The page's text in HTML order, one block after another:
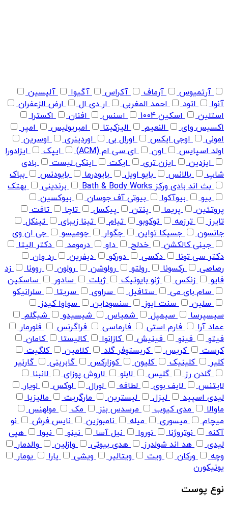
آرتمیوس آرماف آکراس آگیوا
آلپسین
آنوا
اتود احمد المغربی ار دی ال
ارض الزعفران
استلین
اسکین 1004 اسنس افنان
اکسترا
اکسیس وای
النعیم الیزکیتا امبریولیس
امپر
امونی
اوجی ایکس اورال بی اوردینری
اوسرین
اولد اسپایس
اون ای سی ام (ACM) ایپک
ایزادورا
ایزدین
ایزن تری ایکت اینکی لیست
بادی
شاپ
بالانس بایو اویل بایودرما بایودنس
بباک
بث اند بادی ورکز Bath & Body Works
برندینی
بهتک
بیو
بیوآکوا بیوتی آف جوسان
بیوکسین
پروتئین
پریما پنتن پیکسل تاچا
تافت
تایرز
ترزمه توکوبو تیام تینا زیبای
تینکل
جانسون
جسیکا تواین جگوار جومیسو
جی ان وی
جینی کالکشن
خدلج داو درمومد
دکتر الیتا
دکتر سی تونا
دکسی دورکو دیفرین
رد وان
رصاصی
رکسونا رولتو رولوشن رولون روونا
زد
فایو
زنکس ژنو بایوتیک ژیلت سادور
ساسکین
سام بای می
ستافیل سراوی سریتا
سلرانیکو
سلین
سنت ایوز سنسوداین
سواوا کیدز
سیسپرسا
سیمپل شمیاس شیسیدو
شیگلم
عماد آرا
فارم استی فارماسی فراگرنس
فلورمار
فیتو
فینو فینیش کازانوا کالیستا
کامان
کرست
کریس کریستوفر گلد کلامین
کلگیت
کلیر
کلینیک کلیون کوزارکس گابرینی
گارنیر
گلدن رز
گلیس لابلو لاروش پوزای
لانبنا
لایتنس
لایف بوی لطافه لورال لوکس
لویار
لیدی اسپید
لیزل لیسترین مارگریت
مالیزیا
ماوالا
مدی کیوب مرسدس بنز مک
مولهنس
میچام
میسوری میله نامبوزین نایس فرش
نو
آکنه
نوتروژنا نوروا نیل آسا نینو نیوا
هپی
لیدی
هد اند شولدرز هدی بیوتی وازلین
والدمار
وچه
ورکان ویت ویتالیر ویشی یارا
یومار
یونیکورن
نوع پوست